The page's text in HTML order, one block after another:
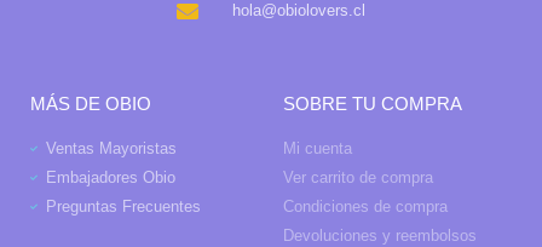
hola@obiolovers.cl
MÁS DE OBIO
Ventas Mayoristas
Embajadores Obio
Preguntas Frecuentes
SOBRE TU COMPRA
Mi cuenta
Ver carrito de compra
Condiciones de compra
Devoluciones y reembolsos